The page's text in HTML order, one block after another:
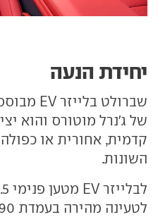
יחידת הנעה
של ג'נרל מוטורס והוא
קדמית, אחורית או
השונות.